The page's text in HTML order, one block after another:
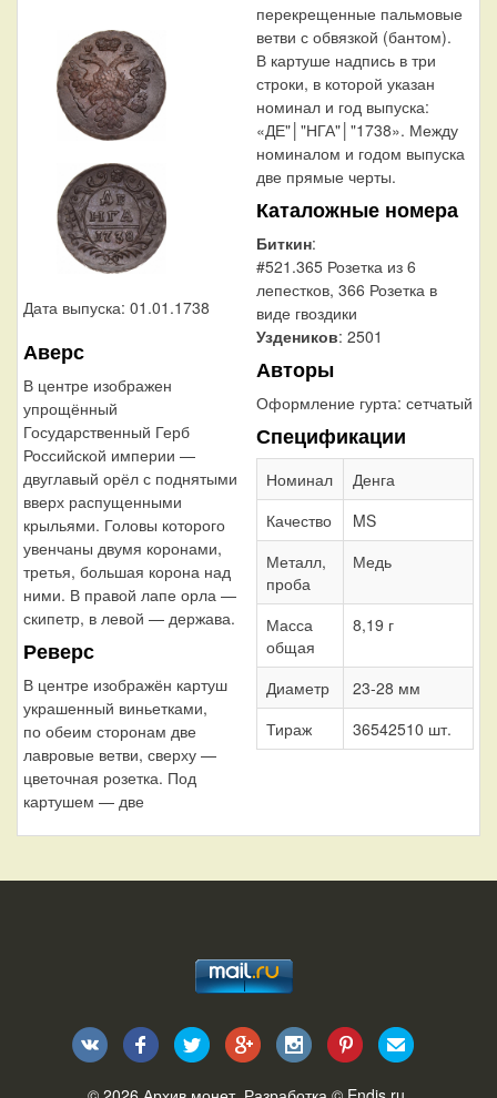
Дата выпуска: 01.01.1738
Аверс
В центре изображен
упрощённый
Государственный Герб
Российской империи —
двуглавый орёл с поднятыми
вверх распущенными
крыльями. Головы которого
увенчаны двумя коронами,
третья, большая корона над
ними. В правой лапе орла —
скипетр, в левой — держава.
Реверс
В центре изображён картуш
украшенный виньетками,
по обеим сторонам две
лавровые ветви, сверху —
цветочная розетка. Под
картушем — две
перекрещенные пальмовые
ветви с обвязкой (бантом).
В картуше надпись в три
строки, в которой указан
номинал и год выпуска:
«ДЕ"│"НГА"│"1738». Между
номиналом и годом выпуска
две прямые черты.
Каталожные номера
Биткин:
#521.365 Розетка из 6
лепестков, 366 Розетка в
виде гвоздики
Уздеников: 2501
Авторы
Оформление гурта: сетчатый
Спецификации
Номинал
Денга
Качество
MS
Металл,
проба
Медь
Масса
общая
8,19 г
Диаметр
23-28 мм
Тираж
36542510 шт.